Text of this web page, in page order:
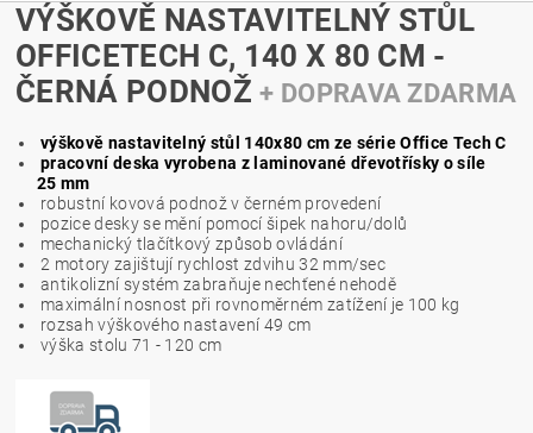
VÝŠKOVĚ NASTAVITELNÝ STŮL
OFFICETECH C, 140 X 80 CM -
ČERNÁ PODNOŽ+ DOPRAVA ZDARMA
výškově nastavitelný stůl 140x80 cm ze série Office Tech C
pracovní deska vyrobena z laminované dřevotřísky o síle
25 mm
robustní kovová podnož v černém provedení
pozice desky se mění pomocí šipek nahoru/dolů
mechanický tlačítkový způsob ovládání
2 motory zajištují rychlost zdvihu 32 mm/sec
antikolizní systém zabraňuje nechťené nehodě
maximální nosnost při rovnoměrném zatížení je 100 kg
rozsah výškového nastavení 49 cm
výška stolu 71 - 120 cm